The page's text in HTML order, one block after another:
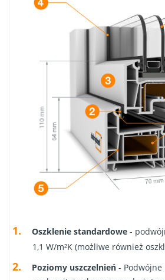
Oszklenie standardowe-
1,1 W/m²K (możliwe również
Poziomy uszczelnień- Podwójne